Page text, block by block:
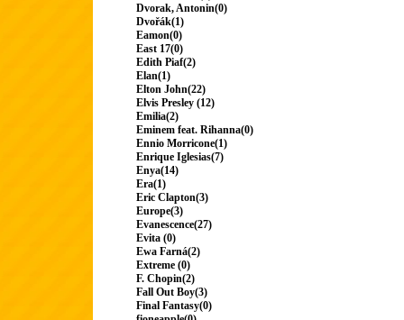
Dvorak, Antonin(0)
Dvořák(1)
Eamon(0)
East 17(0)
Edith Piaf(2)
Elan(1)
Elton John(22)
Elvis Presley (12)
Emilia(2)
Eminem feat. Rihanna(0)
Ennio Morricone(1)
Enrique Iglesias(7)
Enya(14)
Era(1)
Eric Clapton(3)
Europe(3)
Evanescence(27)
Evita (0)
Ewa Farná(2)
Extreme (0)
F. Chopin(2)
Fall Out Boy(3)
Final Fantasy(0)